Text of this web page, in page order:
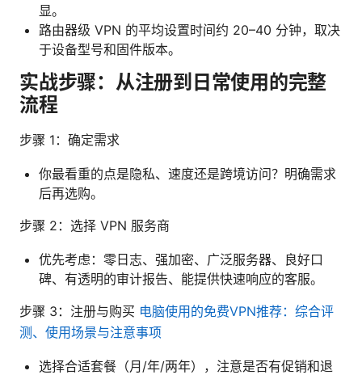
显。
路由器级 VPN 的平均设置时间约 20–40 分钟，取决
于设备型号和固件版本。
实战步骤：从注册到日常使用的完整
流程
步骤 1：确定需求
你最看重的点是隐私、速度还是跨境访问？明确需求
后再选购。
步骤 2：选择 VPN 服务商
优先考虑：零日志、强加密、广泛服务器、良好口
碑、有透明的审计报告、能提供快速响应的客服。
步骤 3：注册与购买 电脑使用的免费VPN推荐：综合评
测、使用场景与注意事项
选择合适套餐（月/年/两年），注意是否有促销和退